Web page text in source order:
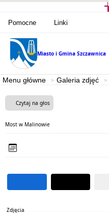
Pomocne Linki
Miasto i Gmina Szczawnica
Menu główne Galeria zdjęć
Czytaj na głos
Most w Malinowie
Zdjęcia